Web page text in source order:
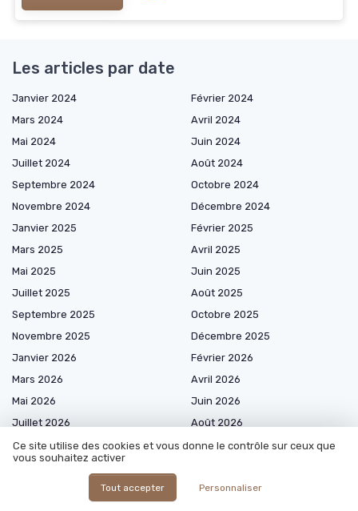
Les articles par date
Janvier 2024
Février 2024
Mars 2024
Avril 2024
Mai 2024
Juin 2024
Juillet 2024
Août 2024
Septembre 2024
Octobre 2024
Novembre 2024
Décembre 2024
Janvier 2025
Février 2025
Mars 2025
Avril 2025
Mai 2025
Juin 2025
Juillet 2025
Août 2025
Septembre 2025
Octobre 2025
Novembre 2025
Décembre 2025
Janvier 2026
Février 2026
Mars 2026
Avril 2026
Mai 2026
Juin 2026
Juillet 2026
Août 2026
Ce site utilise des cookies et vous donne le contrôle sur ceux que
vous souhaitez activer
Tout accepter Personnaliser